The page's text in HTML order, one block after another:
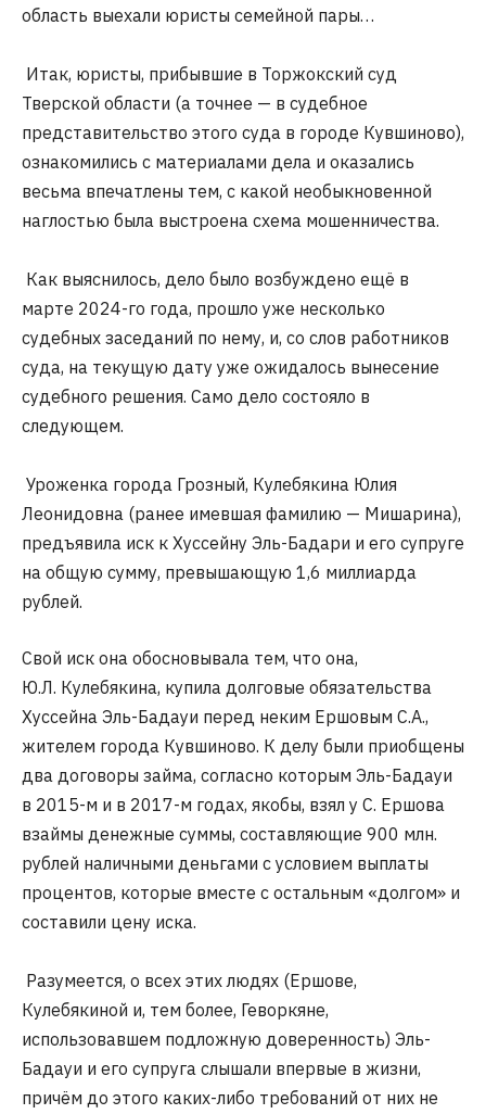
область выехали юристы семейной пары…
Итак, юристы, прибывшие в Торжокский суд
Тверской области (а точнее — в судебное
представительство этого суда в городе Кувшиново),
ознакомились с материалами дела и оказались
весьма впечатлены тем, с какой необыкновенной
наглостью была выстроена схема мошенничества.
Как выяснилось, дело было возбуждено ещё в
марте 2024-го года, прошло уже несколько
судебных заседаний по нему, и, со слов работников
суда, на текущую дату уже ожидалось вынесение
судебного решения. Само дело состояло в
следующем.
Уроженка города Грозный, Кулебякина Юлия
Леонидовна (ранее имевшая фамилию — Мишарина),
предъявила иск к Хуссейну Эль-Бадари и его супруге
на общую сумму, превышающую 1,6 миллиарда
рублей.
Свой иск она обосновывала тем, что она,
Ю.Л. Кулебякина, купила долговые обязательства
Хуссейна Эль-Бадауи перед неким Ершовым С.А.,
жителем города Кувшиново. К делу были приобщены
два договоры займа, согласно которым Эль-Бадауи
в 2015-м и в 2017-м годах, якобы, взял у С. Ершова
взаймы денежные суммы, составляющие 900 млн.
рублей наличными деньгами с условием выплаты
процентов, которые вместе с остальным «долгом» и
составили цену иска.
Разумеется, о всех этих людях (Ершове,
Кулебякиной и, тем более, Геворкяне,
использовавшем подложную доверенность) Эль-
Бадауи и его супруга слышали впервые в жизни,
причём до этого каких-либо требований от них не